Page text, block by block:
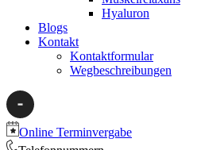
Hyaluron
Blogs
Kontakt
Kontaktformular
Wegbeschreibungen
Online Terminvergabe